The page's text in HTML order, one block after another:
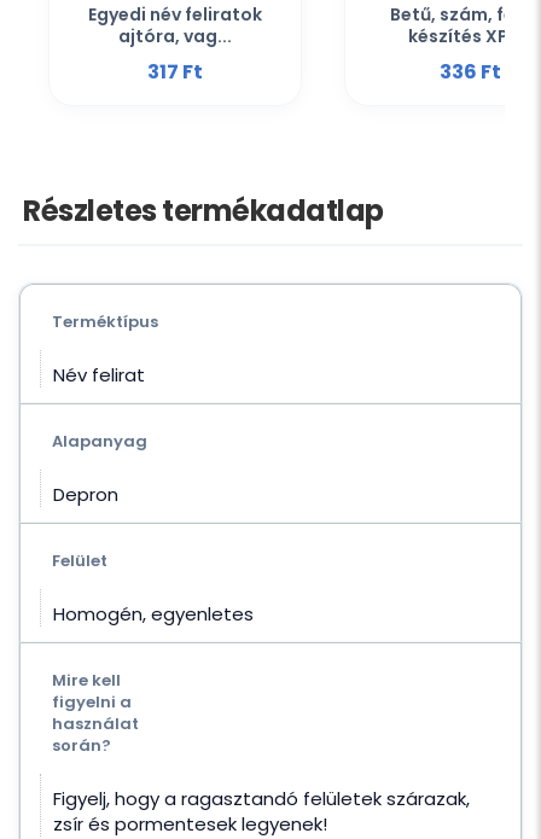
Egyedi név feliratok
ajtóra, vag...
317 Ft‎
Betű, szám,
készítés XPS...
336 Ft‎
Részletes termékadatlap
Terméktípus
Név felirat
Alapanyag
Depron
Felület
Homogén, egyenletes
Mire kell
figyelni a
használat
során?
Figyelj, hogy a ragasztandó felületek szárazak,
zsír és pormentesek legyenek!